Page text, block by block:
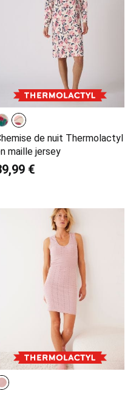
de nuit Thermolactyl
maille jersey
€